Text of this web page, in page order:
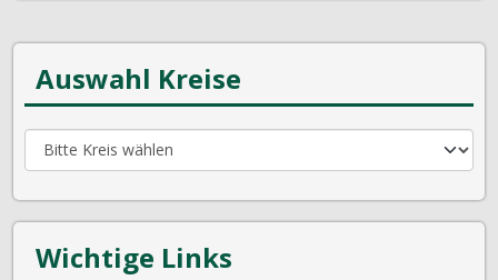
Auswahl Kreise
Wichtige Links